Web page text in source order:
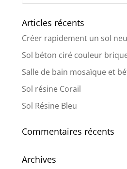
Articles récents
Créer rapidement un sol
Sol béton ciré couleur
Salle de bain mosaïque et
Sol résine Corail
Sol Résine Bleu
Commentaires récents
Archives